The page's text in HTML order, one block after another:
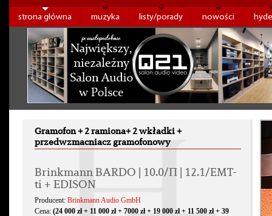
strona główna muzyka listy/porady nowości
Gramofon + 2 ramiona+ 2 wkładki +
przedwzmacniacz gramofonowy
Brinkmann BARDO | 10.0/Π | 12.1/EMT-
ti + EDISON
Producent: Brinkmann Audio GmbH
Cena: (24 000 zł + 11 000 zł + 7000 zł + 19 000 zł + 11 500 zł + 39